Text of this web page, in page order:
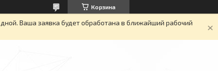
Корзина
Ваша заявка будет обработана в ближайший рабочий